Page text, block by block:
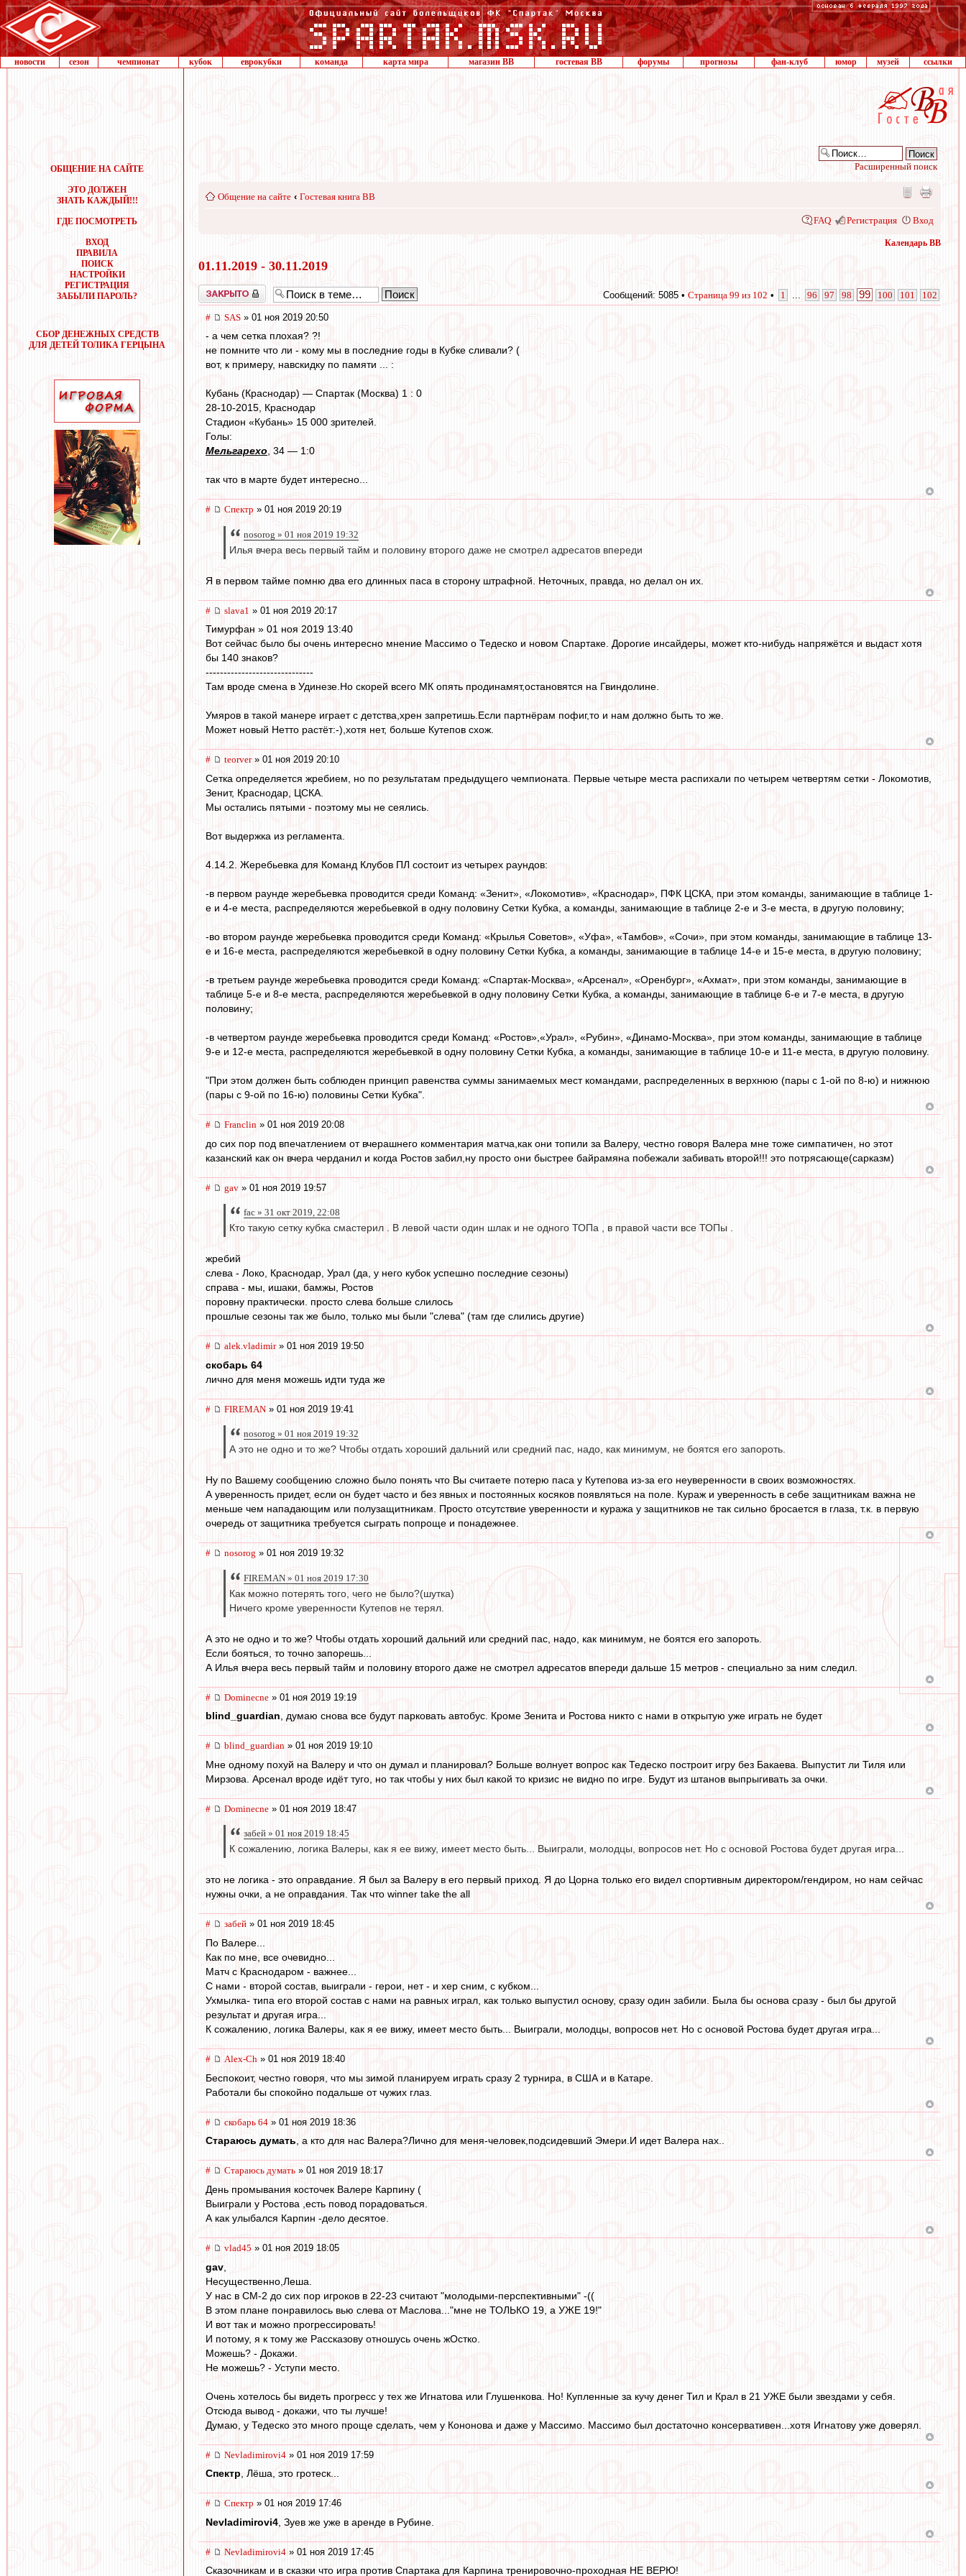
новости сезон чемпионат кубок еврокубки команда карта мира магазин ВВ гостевая ВВ форумы прогнозы фан-клуб юмор музей ссылки
ОБЩЕНИЕ НА САЙТЕ
ЭТО ДОЛЖЕН
ЗНАТЬ КАЖДЫЙ!!!
ГДЕ ПОСМОТРЕТЬ
ВХОД
ПРАВИЛА
ПОИСК
НАСТРОЙКИ
РЕГИСТРАЦИЯ
ЗАБЫЛИ ПАРОЛЬ?
СБОР ДЕНЕЖНЫХ СРЕДСТВ
ДЛЯ ДЕТЕЙ ТОЛИКА ГЕРЦЫНА
Расширенный поиск
Общение на сайте ‹ Гостевая книга ВВ
FAQ Регистрация Вход
Календарь ВВ
01.11.2019 - 30.11.2019
Закрыто Сообщений: 5085 • Страница 99 из 102 • 1 96 97 98 99 100 101 102
# SAS » 01 ноя 2019 20:50
- а чем сетка плохая? ?!
не помните что ли - кому мы в последние годы в Кубке сливали? (
вот, к примеру, навскидку по памяти ... :
Кубань (Краснодар) — Спартак (Москва) 1 : 0
28-10-2015, Краснодар
Стадион «Кубань» 15 000 зрителей.
Голы:
Мельгарехо, 34 — 1:0
так что в марте будет интересно...
# Спектр » 01 ноя 2019 20:19
nosorog » 01 ноя 2019 19:32
Илья вчера весь первый тайм и половину второго даже не смотрел адресатов впереди
Я в первом тайме помню два его длинных паса в сторону штрафной. Неточных, правда, но делал он их.
# slava1 » 01 ноя 2019 20:17
Тимурфан » 01 ноя 2019 13:40
Вот сейчас было бы очень интересно мнение Массимо о Тедеско и новом Спартаке. Дорогие инсайдеры, может кто-нибудь напряжётся и выдаст хотя
бы 140 знаков?
------------------------------
Там вроде смена в Удинезе.Но скорей всего МК опять продинамят,остановятся на Гвиндолине.
Умяров в такой манере играет с детства,хрен запретишь.Если партнёрам пофиг,то и нам должно быть то же.
Может новый Нетто растёт:-),хотя нет, больше Кутепов схож.
# teorver» 01 ноя 2019 20:10
Сетка определяется жребием, но по результатам предыдущего чемпионата. Первые четыре места распихали по четырем четвертям сетки - Локомотив,
Зенит, Краснодар, ЦСКА.
Мы остались пятыми - поэтому мы не сеялись.
Вот выдержка из регламента.
4.14.2. Жеребьевка для Команд Клубов ПЛ состоит из четырех раундов:
-в первом раунде жеребьевка проводится среди Команд: «Зенит», «Локомотив», «Краснодар», ПФК ЦСКА, при этом команды, занимающие в таблице 1-
е и 4-е места, распределяются жеребьевкой в одну половину Сетки Кубка, а команды, занимающие в таблице 2-е и 3-е места, в другую половину;
-во втором раунде жеребьевка проводится среди Команд: «Крылья Советов», «Уфа», «Тамбов», «Сочи», при этом команды, занимающие в таблице 13-
е и 16-е места, распределяются жеребьевкой в одну половину Сетки Кубка, а команды, занимающие в таблице 14-е и 15-е места, в другую половину;
-в третьем раунде жеребьевка проводится среди Команд: «Спартак-Москва», «Арсенал», «Оренбург», «Ахмат», при этом команды, занимающие в
таблице 5-е и 8-е места, распределяются жеребьевкой в одну половину Сетки Кубка, а команды, занимающие в таблице 6-е и 7-е места, в другую
половину;
-в четвертом раунде жеребьевка проводится среди Команд: «Ростов»,«Урал», «Рубин», «Динамо-Москва», при этом команды, занимающие в таблице
9-е и 12-е места, распределяются жеребьевкой в одну половину Сетки Кубка, а команды, занимающие в таблице 10-е и 11-е места, в другую половину.
"При этом должен быть соблюден принцип равенства суммы занимаемых мест командами, распределенных в верхнюю (пары с 1-ой по 8-ю) и нижнюю
(пары с 9-ой по 16-ю) половины Сетки Кубка".
# Franclin » 01 ноя 2019 20:08
до сих пор под впечатлением от вчерашнего комментария матча,как они топили за Валеру, честно говоря Валера мне тоже симпатичен, но этот
казанский как он вчера черданил и когда Ростов забил,ну просто они быстрее байрамяна побежали забивать второй!!! это потрясающе(сарказм)
# gav » 01 ноя 2019 19:57
fac » 31 окт 2019, 22:08
Кто такую сетку кубка смастерил . В левой части один шлак и не одного ТОПа , в правой части все ТОПы .
жребий
слева - Локо, Краснодар, Урал (да, у него кубок успешно последние сезоны)
справа - мы, ишаки, бамжы, Ростов
поровну практически. просто слева больше слилось
прошлые сезоны так же было, только мы были "слева" (там где слились другие)
# alek.vladimir» 01 ноя 2019 19:50
скобарь 64
лично для меня можешь идти туда же
# FIREMAN » 01 ноя 2019 19:41
nosorog » 01 ноя 2019 19:32
А это не одно и то же? Чтобы отдать хороший дальний или средний пас, надо, как минимум, не боятся его запороть.
Ну по Вашему сообщению сложно было понять что Вы считаете потерю паса у Кутепова из-за его неуверенности в своих возможностях.
А уверенность придет, если он будет часто и без явных и постоянных косяков появляться на поле. Кураж и уверенность в себе защитникам важна не
меньше чем нападающим или полузащитникам. Просто отсутствие уверенности и куража у защитников не так сильно бросается в глаза, т.к. в первую
очередь от защитника требуется сыграть попроще и понадежнее.
# nosorog » 01 ноя 2019 19:32
FIREMAN » 01 ноя 2019 17:30
Как можно потерять того, чего не было?(шутка)
Ничего кроме уверенности Кутепов не терял.
А это не одно и то же? Чтобы отдать хороший дальний или средний пас, надо, как минимум, не боятся его запороть.
Если бояться, то точно запорешь...
А Илья вчера весь первый тайм и половину второго даже не смотрел адресатов впереди дальше 15 метров - специально за ним следил.
# Dominecne » 01 ноя 2019 19:19
blind_guardian, думаю снова все будут парковать автобус. Кроме Зенита и Ростова никто с нами в открытую уже играть не будет
# blind_guardian » 01 ноя 2019 19:10
Мне одному похуй на Валеру и что он думал и планировал? Больше волнует вопрос как Тедеско построит игру без Бакаева. Выпустит ли Тиля или
Мирзова. Арсенал вроде идёт туго, но так чтобы у них был какой то кризис не видно по игре. Будут из штанов выпрыгивать за очки.
# Dominecne » 01 ноя 2019 18:47
забей » 01 ноя 2019 18:45
К сожалению, логика Валеры, как я ее вижу, имеет место быть... Выиграли, молодцы, вопросов нет. Но с основой Ростова будет другая игра...
это не логика - это оправдание. Я был за Валеру в его первый приход. Я до Цорна только его видел спортивным директором/гендиром, но нам сейчас
нужны очки, а не оправдания. Так что winner take the all
# забей » 01 ноя 2019 18:45
По Валере...
Как по мне, все очевидно...
Матч с Краснодаром - важнее...
С нами - второй состав, выиграли - герои, нет - и хер сним, с кубком...
Ухмылка- типа его второй состав с нами на равных играл, как только выпустил основу, сразу один забили. Была бы основа сразу - был бы другой
результат и другая игра...
К сожалению, логика Валеры, как я ее вижу, имеет место быть... Выиграли, молодцы, вопросов нет. Но с основой Ростова будет другая игра...
# Alex-Ch » 01 ноя 2019 18:40
Беспокоит, честно говоря, что мы зимой планируем играть сразу 2 турнира, в США и в Катаре.
Работали бы спокойно подальше от чужих глаз.
# скобарь 64 » 01 ноя 2019 18:36
Стараюсь думать, а кто для нас Валера?Лично для меня-человек,подсидевший Эмери.И идет Валера нах..
# Стараюсь думать » 01 ноя 2019 18:17
День промывания косточек Валере Карпину (
Выиграли у Ростова ,есть повод порадоваться.
А как улыбался Карпин -дело десятое.
# vlad45 » 01 ноя 2019 18:05
gav
Несущественно,Леша.
У нас в СМ-2 до сих пор игроков в 22-23 считают "молодыми-перспективными" -((
В этом плане понравилось вью слева от Маслова..."мне не ТОЛЬКО 19, а УЖЕ 19!"
И вот так и можно прогрессировать!
И потому, я к тому же Рассказову отношусь очень жОстко.
Можешь? - Докажи.
Не можешь? - Уступи место.
Очень хотелось бы видеть прогресс у тех же Игнатова или Глушенкова. Но! Купленные за кучу денег Тил и Крал в 21 УЖЕ были звездами у себя.
Отсюда вывод - докажи, что ты лучше!
Думаю, у Тедеско это много проще сделать, чем у Кононова и даже у Массимо. Массимо был достаточно консервативен...хотя Игнатову уже доверял.
# Nevladimirovi4 » 01 ноя 2019 17:59
Спектр , Лёша, это гротеск...
# Спектр » 01 ноя 2019 17:46
Nevladimirovi4 , Зуев же уже в аренде в Рубине.
# Nevladimirovi4 » 01 ноя 2019 17:45
Сказочникам и в сказки что игра против Спартака для Карпина тренировочно-проходная НЕ ВЕРЮ!